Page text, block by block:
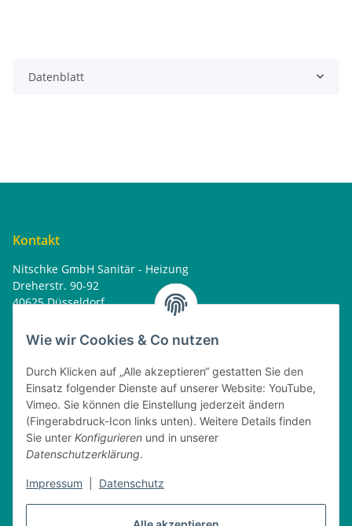
Wie wir Cookies & Co nutzen
Durch Klicken auf „Alle akzeptieren“ gestatten Sie den
Einsatz folgender Dienste auf unserer Website: YouTube,
Vimeo. Sie können die Einstellung jederzeit ändern
(Fingerabdruck-Icon links unten). Weitere Details finden
Sie unter Konfigurieren und in unserer
Datenschutzerklärung.
Impressum Datenschutz
Datenblatt
Kontakt
Nitschke GmbH Sanitär - Heizung
Dreherstr. 90-92
40625 Düsseldorf
home@nitschkegmbh.de
Rechtliches
Öffnungszeiten
08:00 - 17:30 Uhr
Dienstag
08:00 - 16:30 Uhr
Mittwoch
08:00 - 17:30 Uhr
08:00 - 16:30 Uhr